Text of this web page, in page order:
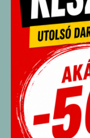
Műanyag
dl-es „4021”
780
Ft